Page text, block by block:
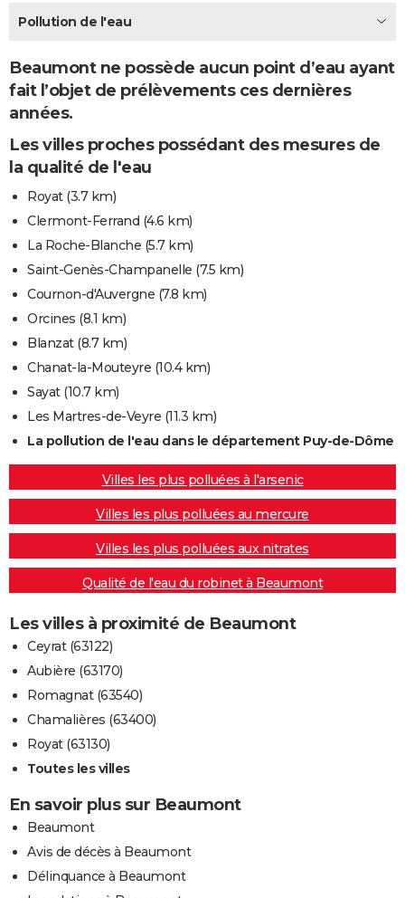
Destinations
City break
Voyage nature
Voyage de noces
Forum
Climat
+PHOTO
GUIDES D'ACHAT
BONS PLANS
Carte de Noël
Carte Bonne année
Carte Saint-Valentin
Carte Pâques
Carte d'anniversaire
DICTIONNAIRE
Dictionnaire
Biographies
Citations
Expressions
Proverbes
PROGRAMME TV
COPAINS D'AVANT
S'inscrire
Se connecter
Lycées
Collèges
Primaires
Universités
Entreprises
Service militaire
Avis de recherche
AVIS DE DÉCÈS
FORUM
Bricolage
Lifestyle
Culture
Sport
Auto
Television
Voyage
Cinema
Pollution de l'eau
Beaumont ne possède aucun point d’eau ayant
fait l’objet de prélèvements ces dernières
années.
Les villes proches possédant des mesures de
la qualité de l'eau
Royat(3.7 km)
Clermont-Ferrand (4.6 km)
La Roche-Blanche (5.7 km)
Saint-Genès-Champanelle (7.5 km)
Cournon-d'Auvergne (7.8 km)
Orcines (8.1 km)
Blanzat(8.7 km)
Chanat-la-Mouteyre (10.4 km)
Sayat(10.7 km)
Les Martres-de-Veyre (11.3 km)
La pollution de l'eau dans le département Puy-de-Dôme
Villes les plus polluées à l'arsenic
Villes les plus polluées au mercure
Villes les plus polluées aux nitrates
Qualité de l'eau du robinet à Beaumont
Les villes à proximité de Beaumont
Ceyrat (63122)
Aubière (63170)
Romagnat (63540)
Chamalières (63400)
Royat (63130)
Toutes les villes
En savoir plus sur Beaumont
Beaumont
Avis de décès à Beaumont
Délinquance à Beaumont